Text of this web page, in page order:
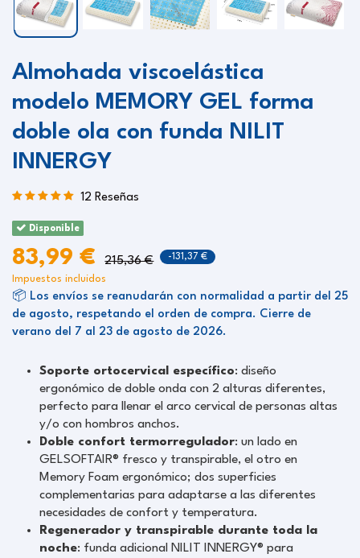
Almohada viscoelástica
modelo MEMORY GEL forma
doble ola con funda NILIT
INNERGY
12 Reseñas
Disponible
83,99 € 215,36 € -131,37 €
Impuestos incluidos
📦 Los envíos se reanudarán con normalidad a partir del 25
de agosto, respetando el orden de compra. Cierre de
verano del 7 al 23 de agosto de 2026.
Soporte ortocervical específico: diseño
ergonómico de doble onda con 2 alturas diferentes,
perfecto para llenar el arco cervical de personas altas
y/o con hombros anchos.
Doble confort termorregulador: un lado en
GELSOFTAIR® fresco y transpirable, el otro en
Memory Foam ergonómico; dos superficies
complementarias para adaptarse a las diferentes
necesidades de confort y temperatura.
Regenerador y transpirable durante toda la
noche: funda adicional NILIT INNERGY® para